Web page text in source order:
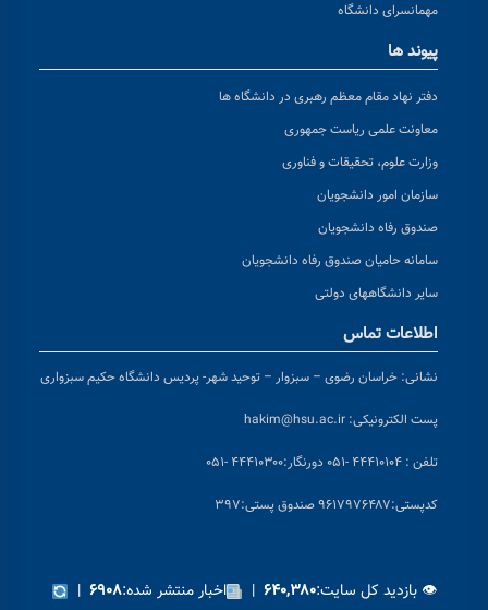
مهمانسرای دانشگاه
پیوند ها
دفتر نهاد مقام معظم رهبری در دانشگاه ها
معاونت علمی ریاست جمهوری
وزارت علوم، تحقیقات و فناوری
سازمان امور دانشجویان
صندوق رفاه دانشجویان
سامانه حامیان صندوق رفاه دانشجویان
سایر دانشگاههای دولتی
اطلاعات تماس
نشانی: خراسان رضوی – سبزوار – توحید شهر- پردیس دانشگاه حکیم سبزواری
پست الکترونیکی: hakim@hsu.ac.ir
تلفن : ۴۴۴۱۰۱۰۴ -۰۵۱ دورنگار:۴۴۴۱۰۳۰۰ -۰۵۱
کدپستی:۹۶۱۷۹۷۶۴۸۷ صندوق پستی:۳۹۷
👁 بازدید کل سایت:۶۴۰,۳۸۰ | اخبار منتشر شده:۶۹۰۸ |